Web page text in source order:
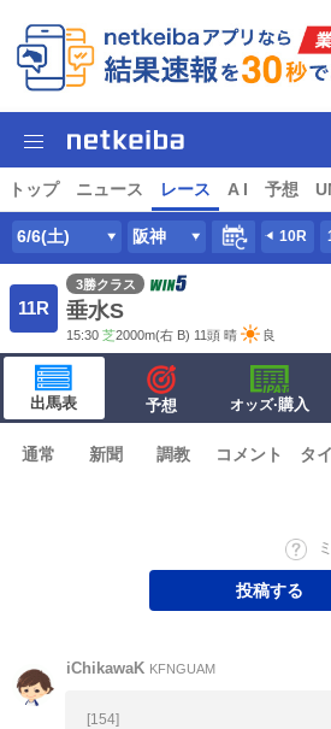
トップ ニュース レース A I 予想
6/6(土) 阪神 10R
11R
3勝クラス
垂水S
15:30 芝2000m(右 B) 11頭 晴 良
出馬表 予想 オッズ·購入
通常 新聞 調教 コメント タ
投稿する
iChikawaK KFNGUAM
[154]